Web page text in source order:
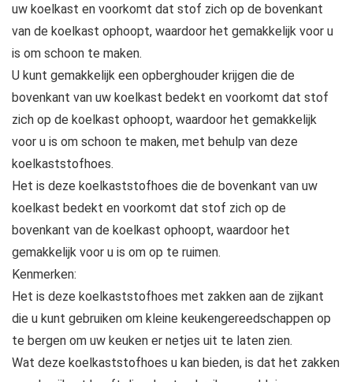
uw koelkast en voorkomt dat stof zich op de bovenkant
van de koelkast ophoopt, waardoor het gemakkelijk voor u
is om schoon te maken.
U kunt gemakkelijk een opberghouder krijgen die de
bovenkant van uw koelkast bedekt en voorkomt dat stof
zich op de koelkast ophoopt, waardoor het gemakkelijk
voor u is om schoon te maken, met behulp van deze
koelkaststofhoes.
Het is deze koelkaststofhoes die de bovenkant van uw
koelkast bedekt en voorkomt dat stof zich op de
bovenkant van de koelkast ophoopt, waardoor het
gemakkelijk voor u is om op te ruimen.
Kenmerken:
Het is deze koelkaststofhoes met zakken aan de zijkant
die u kunt gebruiken om kleine keukengereedschappen op
te bergen om uw keuken er netjes uit te laten zien.
Wat deze koelkaststofhoes u kan bieden, is dat het zakken